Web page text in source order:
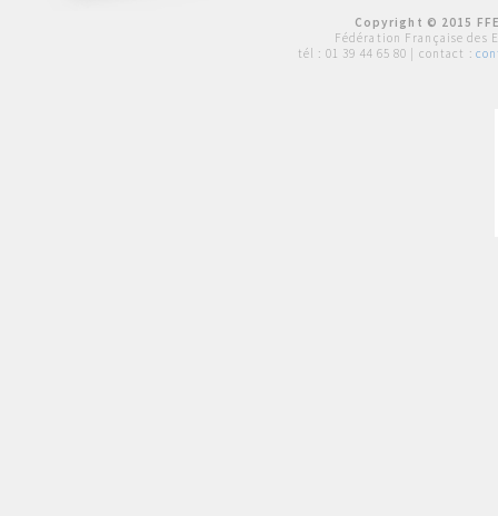
Copyright © 2015
Fédération Française des
tél : 01 39 44 65 80 | contact :